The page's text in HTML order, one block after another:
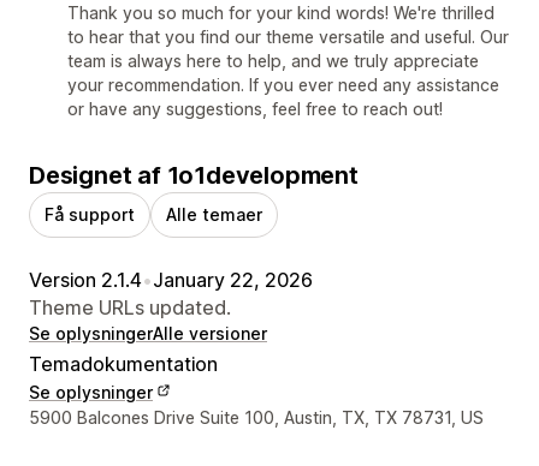
Thank you so much for your kind words! We're thrilled
to hear that you find our theme versatile and useful. Our
team is always here to help, and we truly appreciate
your recommendation. If you ever need any assistance
or have any suggestions, feel free to reach out!
Designet af 1o1development
Få support Alle temaer
Version 2.1.4•January 22, 2026
Theme URLs updated.
Se oplysningerAlle versioner
Temadokumentation
Se oplysninger
Se kontaktoplysninger
5900 Balcones Drive Suite 100, Austin, TX, TX 78731, US